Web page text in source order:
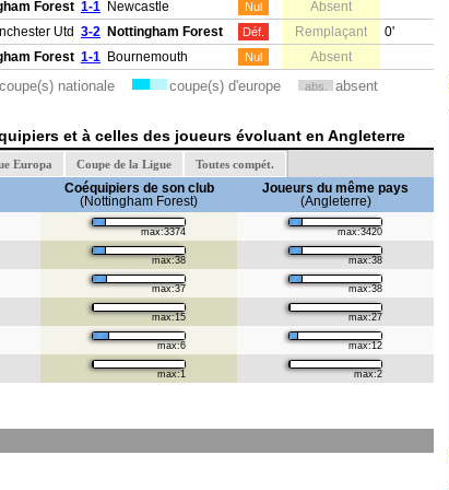
Forest 1-1 Newcastle Nul
Absent
Utd 3-2 Nottingham Forest Déf. Remplaçant
0'
Forest 1-1 Bournemouth Nul Absent
coupe(s) nationale coupe(s) d'europe abs. absent
et à celles des joueurs évoluant en Angleterre
Europa Coupe de la Ligue Toutes compét.
Coéquipiers de son club
(Nottingham Forest)
Joueurs du même pays
(Angleterre)
max:3374 max:3420
max:38 max:38
max:37 max:38
max:15 max:27
max:6 max:12
max:1 max:2